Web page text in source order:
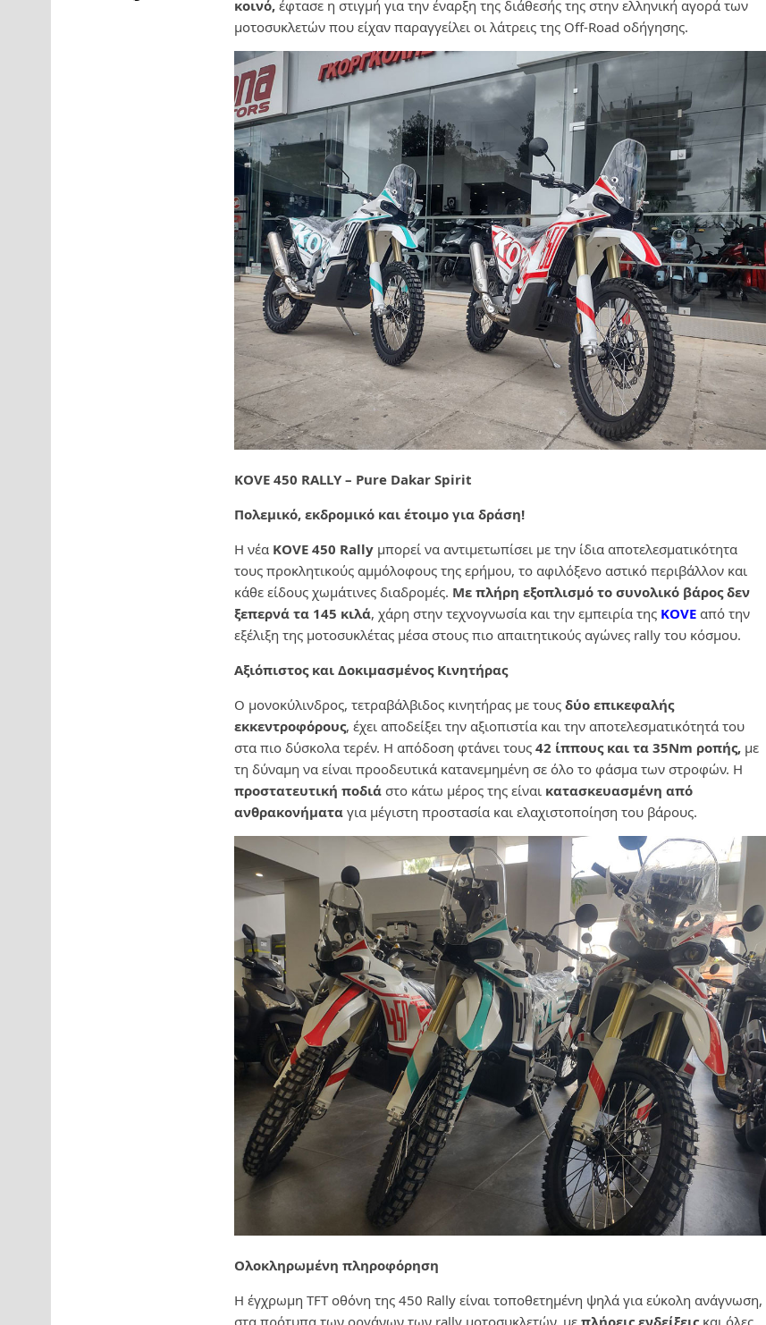
κοινό, έφτασε η στιγμή για την έναρξη της διάθεσής της στην ελληνική αγορά των
μοτοσυκλετών που είχαν παραγγείλει οι λάτρεις της Off-Road οδήγησης.
KOVE 450 RALLY – Pure Dakar Spirit
Πολεμικό, εκδρομικό και έτοιμο για δράση!
Η νέα KOVE 450 Rally μπορεί να αντιμετωπίσει με την ίδια αποτελεσματικότητα
τους προκλητικούς αμμόλοφους της ερήμου, το αφιλόξενο αστικό περιβάλλον και
κάθε είδους χωμάτινες διαδρομές. Με πλήρη εξοπλισμό το συνολικό βάρος δεν
ξεπερνά τα 145 κιλά, χάρη στην τεχνογνωσία και την εμπειρία της KOVE από την
εξέλιξη της μοτοσυκλέτας μέσα στους πιο απαιτητικούς αγώνες rally του κόσμου.
Αξιόπιστος και Δοκιμασμένος Κινητήρας
Ο μονοκύλινδρος, τετραβάλβιδος κινητήρας με τους δύο επικεφαλής
εκκεντροφόρους, έχει αποδείξει την αξιοπιστία και την αποτελεσματικότητά του
στα πιο δύσκολα τερέν. Η απόδοση φτάνει τους 42 ίππους και τα 35Nm ροπής, με
τη δύναμη να είναι προοδευτικά κατανεμημένη σε όλο το φάσμα των στροφών. Η
προστατευτική ποδιά στο κάτω μέρος της είναι κατασκευασμένη από
ανθρακονήματα για μέγιστη προστασία και ελαχιστοποίηση του βάρους.
Ολοκληρωμένη πληροφόρηση
Η έγχρωμη TFT οθόνη της 450 Rally είναι τοποθετημένη ψηλά για εύκολη ανάγνωση,
στα πρότυπα των οργάνων των rally μοτοσυκλετών, με πλήρεις ενδείξειςκαι όλες